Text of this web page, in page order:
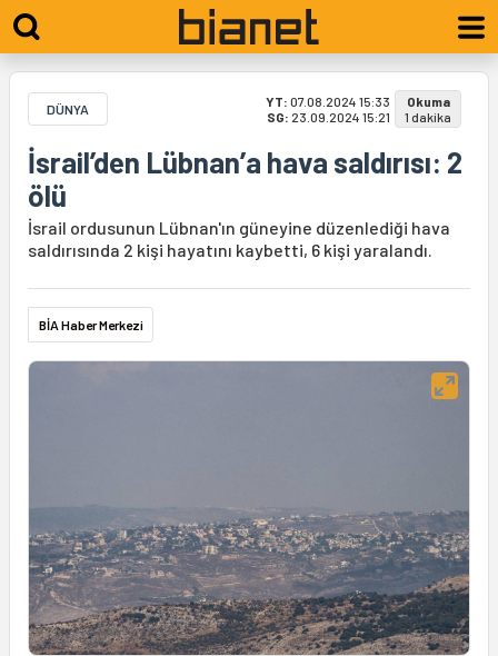
DÜNYA YT: 07.08.2024 15:33
SG: 23.09.2024 15:21
Okuma
1 dakika
İsrail’den Lübnan’a hava saldırısı: 2
ölü
İsrail ordusunun Lübnan'ın güneyine düzenlediği hava
saldırısında 2 kişi hayatını kaybetti, 6 kişi yaralandı.
BİA Haber Merkezi